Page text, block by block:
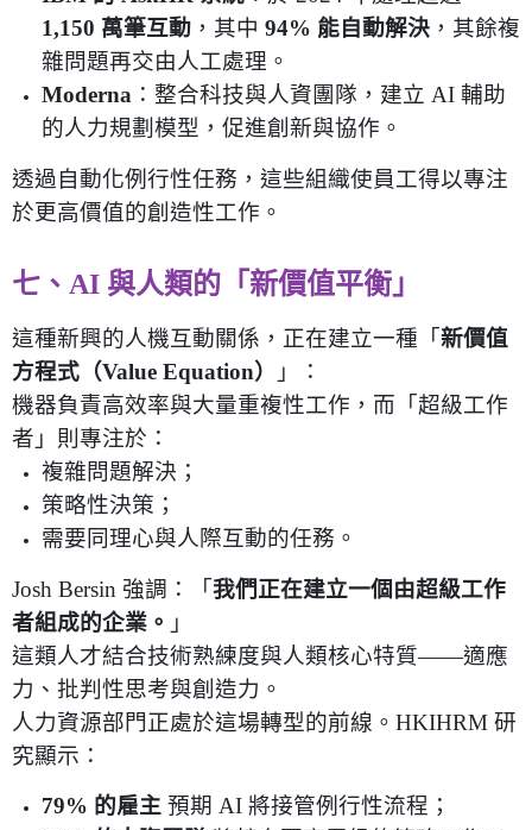
1,150 萬筆互動 ，其中 94% 能自動解決 ，其餘複
雜問題再交由人工處理。
Moderna ：整合科技與人資團隊，建立 AI 輔助
的人力規劃模型，促進創新與協作。
透過自動化例行性任務，這些組織使員工得以專注
於更高價值的創造性工作。
七、 AI 與人類的「新價值平衡」
這種新興的人機互動關係，正在建立一種「 新價值
方程式（Value Equation）
」：
機器負責高效率與大量重複性工作，而「超級工作
者」則專注於：
複雜問題解決；
策略性決策；
需要同理心與人際互動的任務。
Josh Bersin 強調：「我們正在建立一個由超級工作
者組成的企業。 」
這類人才結合技術熟練度與人類核心特質——適應
力、批判性思考與創造力。
人力資源部門正處於這場轉型的前線。 HKIHRM 研
究顯示：
79% 的雇主 預期 AI 將接管例行性流程；